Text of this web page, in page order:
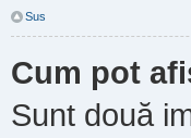
Sus
Cum pot
Sunt două